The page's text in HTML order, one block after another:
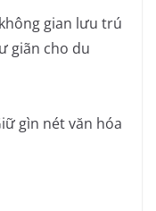
gian lưu trú
giãn cho du
gìn nét văn hóa